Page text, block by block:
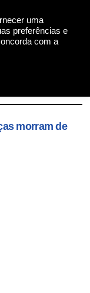
uma
preferências e
com a
morram de